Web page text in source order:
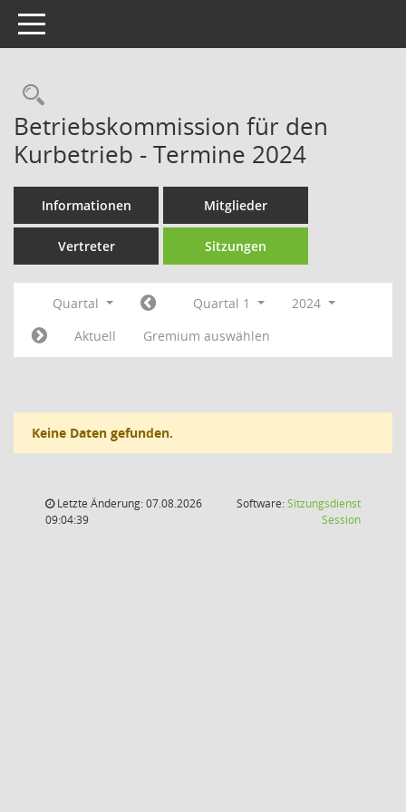
Toggle navigation
Rechercheauswahl
Betriebskommission für den
Kurbetrieb - Termine 2024
Informationen Mitglieder
Vertreter Sitzungen
Quartal Quartal 1
2024
Aktuell
Gremium auswählen
Keine Daten gefunden.
Letzte Änderung: 07.08.2026
09:04:39
Software:Sitzungsdienst
Session(Wird in